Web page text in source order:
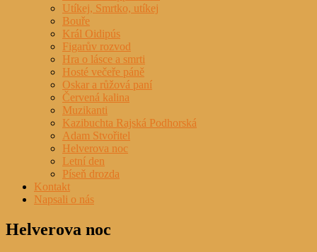
Utíkej, Smrtko, utíkej
Bouře
Král Oidipús
Figarův rozvod
Hra o lásce a smrti
Hosté večeře páně
Oskar a růžová paní
Červená kalina
Muzikanti
Kazibuchta Rajská Podhorská
Adam Stvořitel
Helverova noc
Letní den
Píseň drozda
Kontakt
Napsali o nás
Helverova noc